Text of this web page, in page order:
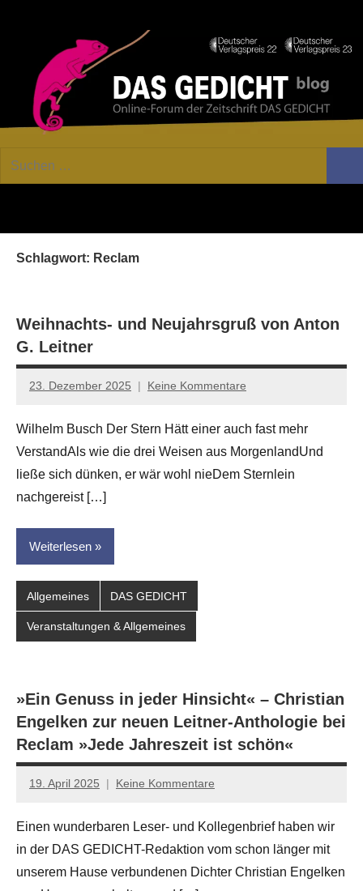
GEDICHT
Forum
von
und
Kritik
Suchen
Schlagwort: Reclam
Weihnachts- und Neujahrsgruß von Anton
G. Leitner
23. Dezember 2025
Jan-
Hornauer
für
dasgedichtblog
Keine Kommentare
Wilhelm Busch Der Stern Hätt einer auch fast mehr
VerstandAls wie die drei Weisen aus MorgenlandUnd
ließe sich dünken, er wär wohl nieDem Sternlein
nachgereist […]
Weiterlesen
Allgemeines DAS GEDICHT
Veranstaltungen & Allgemeines
»Ein Genuss in jeder Hinsicht« – Christian
Engelken zur neuen Leitner-Anthologie bei
Reclam »Jede Jahreszeit ist schön«
19. April 2025
Jan-
Hornauer
für
dasgedichtblog
Keine Kommentare
Einen wunderbaren Leser- und Kollegenbrief haben wir
in der DAS GEDICHT-Redaktion vom schon länger mit
unserem Hause verbundenen Dichter Christian Engelken